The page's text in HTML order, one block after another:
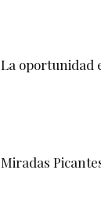
La oportunidad
Miradas